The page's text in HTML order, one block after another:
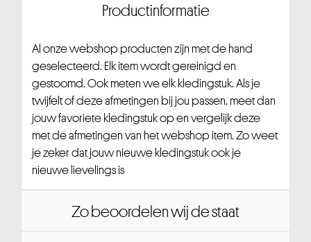
Productinformatie
Al onze webshop producten zijn met de hand
geselecteerd. Elk item wordt gereinigd en
gestoomd. Ook meten we elk kledingstuk. Als je
twijfelt of deze afmetingen bij jou passen, meet dan
jouw favoriete kledingstuk op en vergelijk deze
met de afmetingen van het webshop item. Zo weet
je zeker dat jouw nieuwe kledingstuk ook je
nieuwe lievelings is
Zo beoordelen wij de staat